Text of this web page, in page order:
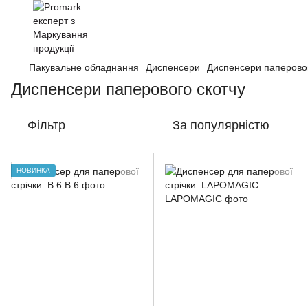
Пакувальне обладнання Диспенсери Диспенсери
Диспенсери паперового скотчу
Фільтр За популярністю
НОВИНКА